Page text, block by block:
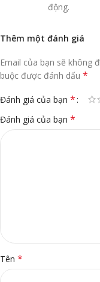
động.
Thêm một đánh giá
Email của bạn sẽ không
buộc được đánh dấu *
Đánh giá của bạn *
Đánh giá của bạn *
Tên *